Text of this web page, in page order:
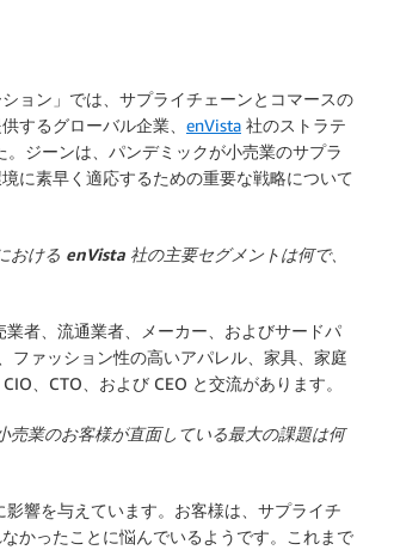
ョン」では、サプライチェーンとコマースの
するグローバル企業、 enVista 社のストラテ
ジーンは、パンデミックが小売業のサプラ
に素早く適応するための重要な戦略について
ける enVista 社の主要セグメントは何で、
業者、流通業者、メーカー、およびサードパ
ファッション性の高いアパレル、家具、家庭
、CTO、および CEO と交流があります。
売業のお客様が直面している最大の課題は何
響を与えています。お客様は、サプライチ
かったことに悩んでいるようです。これまで